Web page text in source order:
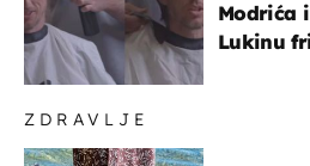
ZDRAVLJE
Modrića
Lukinu